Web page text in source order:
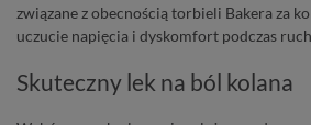
związane z obecnością torbieli Bakera za
uczucie napięcia i dyskomfort podczas
Skuteczny lek na ból kolana